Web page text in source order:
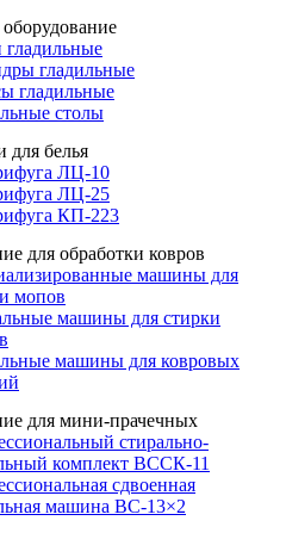
гладильные
гладильные
гладильные
столы
для белья
ЛЦ-10
ЛЦ-25
КП-223
для обработки ковров
машины для
мопов
машины для стирки
машины для ковровых
для мини-прачечных
стирально-
комплект ВССК-11
сдвоенная
машина ВС-13×2